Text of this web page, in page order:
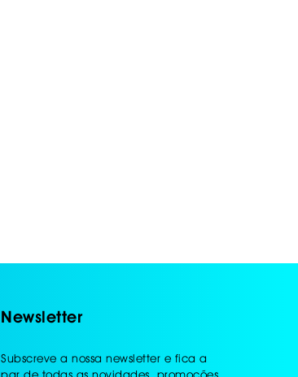
Newsletter
Subscreve a nossa newsletter e fica a